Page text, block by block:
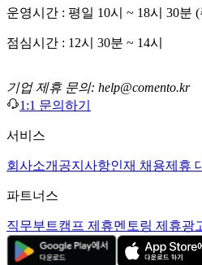
운영시간 : 평일 10시 ~ 18시 30분
점심시간 : 12시 30분 ~ 14시
기업 제휴 문의: help@comento.kr
1:1 문의하기
서비스
회사소개 공지사항인재 채용제휴
파트너스
직무부트캠프 제휴멘토링 제휴광